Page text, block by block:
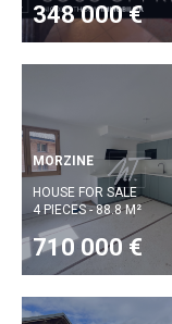
348 000 €
MORZINE
HOUSE FOR SALE
4 PIECES - 88.8 M²
710 000 €